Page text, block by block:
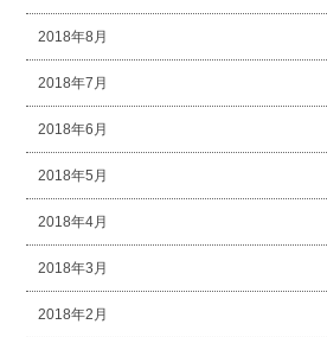
2018年8月
2018年7月
2018年6月
2018年5月
2018年4月
2018年3月
2018年2月